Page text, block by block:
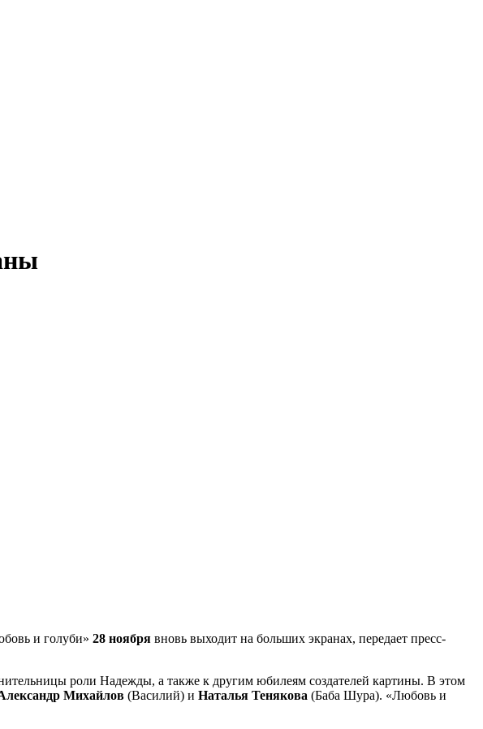
и голуби» 28 ноября вновь выходит на больших экранах, передает пресс-
роли Надежды, а также к другим юбилеям создателей картины. В этом
Михайлов (Василий) и Наталья Тенякова (Баба Шура). «Любовь и